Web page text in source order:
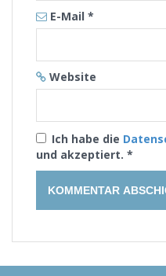
E-Mail *
Website
Ich habe die
und akzeptiert. *